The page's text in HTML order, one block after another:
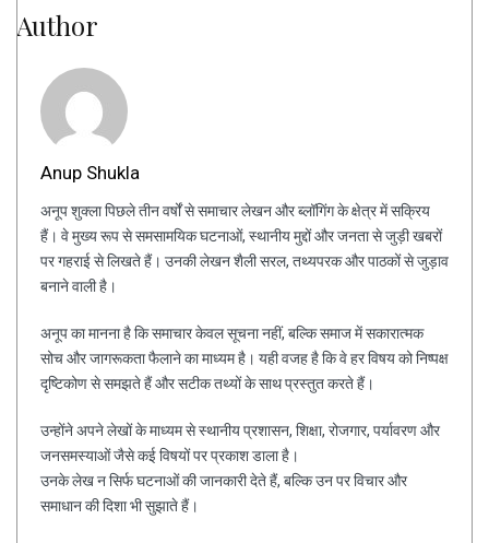
Author
Anup Shukla
अनूप शुक्ला पिछले तीन वर्षों से समाचार लेखन और ब्लॉगिंग के क्षेत्र में सक्रिय
हैं। वे मुख्य रूप से समसामयिक घटनाओं, स्थानीय मुद्दों और जनता से जुड़ी खबरों
पर गहराई से लिखते हैं। उनकी लेखन शैली सरल, तथ्यपरक और पाठकों से जुड़ाव
बनाने वाली है।
अनूप का मानना है कि समाचार केवल सूचना नहीं, बल्कि समाज में सकारात्मक
सोच और जागरूकता फैलाने का माध्यम है। यही वजह है कि वे हर विषय को निष्पक्ष
दृष्टिकोण से समझते हैं और सटीक तथ्यों के साथ प्रस्तुत करते हैं।
उन्होंने अपने लेखों के माध्यम से स्थानीय प्रशासन, शिक्षा, रोजगार, पर्यावरण और
जनसमस्याओं जैसे कई विषयों पर प्रकाश डाला है।
उनके लेख न सिर्फ घटनाओं की जानकारी देते हैं, बल्कि उन पर विचार और
समाधान की दिशा भी सुझाते हैं।